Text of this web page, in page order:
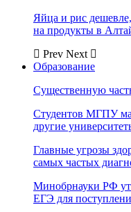
Яйца и рис
на продукты в
Prev Next
Образование
Существенную
Студентов МГПУ
другие
Главные угрозы
самых частых
Минобрнауки РФ
ЕГЭ для